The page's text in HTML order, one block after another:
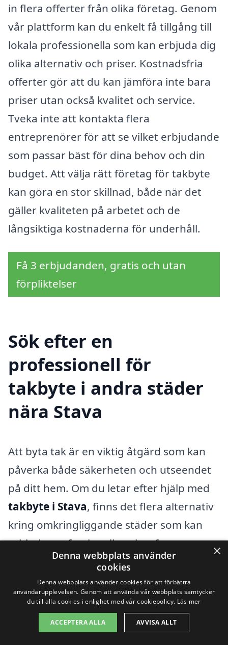
in flera offerter från olika företag. Genom
vår plattform kan du enkelt få tillgång till
lokala professionella som kan erbjuda dig
olika alternativ och priser. Kostnadsfria
offerter gör att du kan jämföra inte bara
priser utan också kvalitet och service.
Tveka inte att kontakta flera
entreprenörer för att se vilket erbjudande
som passar bäst för dina behov och din
budget. Att välja rätt företag för takbyte
kan göra en stor skillnad, både när det
gäller kvaliteten på arbetet och de
långsiktiga kostnaderna för underhåll.
Få 3 erbjudanden, gratis och utan
förpliktelser
Sök efter en
professionell för
takbyte i andra städer
nära Stava
Att byta tak är en viktig åtgärd som kan
påverka både säkerheten och utseendet
på ditt hem. Om du letar efter hjälp med
takbyte i Stava, finns det flera alternativ
kring omkringliggande städer som kan
erbjuda professionella och erfarna
takläggare. Genom att utöka din sökning
till närliggande områden kan du öka dina
möjligheter att hitta det bästa
erbjudandet samt rätt expertis för dina
behov.
×
Denna webbplats använder
cookies
Denna webbplats använder cookies för att förbättra
användarupplevelsen. Genom att använda vår webbplats samtycker
du till alla cookies i enlighet med vår cookiepolicy. Läs mer
ACCEPTERA ALLA AVVISA ALLT